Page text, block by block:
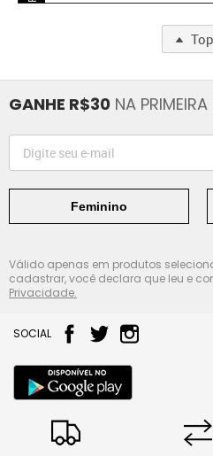
GANHE R$30 NA
Feminino
Válido apenas em produtos
cadastrar, você declara que leu e
Privacidade.
SOCIAL